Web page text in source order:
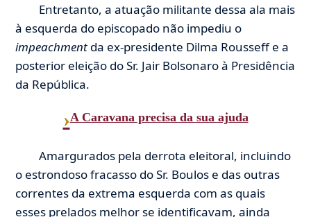
Entretanto, a atuação militante dessa ala mais
à esquerda do episcopado não impediu o
impeachment da ex-presidente Dilma Rousseff e a
posterior eleição do Sr. Jair Bolsonaro à Presidência
da República.
›A Caravana precisa da sua ajuda
Amargurados pela derrota eleitoral, incluindo
o estrondoso fracasso do Sr. Boulos e das outras
correntes da extrema esquerda com as quais
esses prelados melhor se identificavam, ainda